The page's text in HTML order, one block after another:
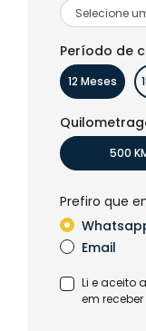
Período de
12 Meses
500
Prefiro que
Email
Li e aceito a
em